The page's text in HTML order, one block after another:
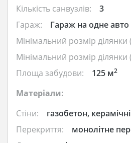
Кількість санвузлів:
3
Гараж:
Гараж на одне авто
Мінімальний розмір
Мінімальний розмір
Площа забудови:
125 м2
Матеріали:
Стіни:
газобетон,
Перекриття:
монолітне